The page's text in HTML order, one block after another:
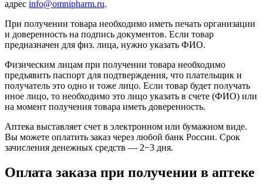
адрес info@omnipharm.ru.
При получении товара необходимо иметь печать организации
и доверенность на подпись документов. Если товар
предназначен для физ. лица, нужно указать ФИО.
Физическим лицам при получении товара необходимо
предъявить паспорт для подтверждения, что плательщик и
получатель это одно и тоже лицо. Если товар будет получать
иное лицо, то необходимо это лицо указать в счете (ФИО) или
на момент получения товара иметь доверенность.
Аптека выставляет счет в электронном или бумажном виде.
Вы можете оплатить заказ через любой банк России. Срок
зачисления денежных средств — 2−3 дня.
Оплата заказа при получении в аптеке